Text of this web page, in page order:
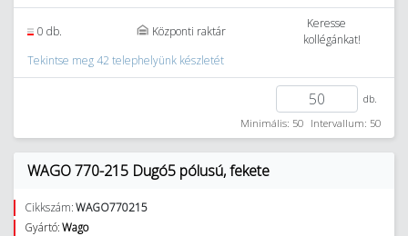
0 db. Központi raktár
Keresse
kollégánkat!
Tekintse meg 42 telephelyünk készletét
db.
Minimális: 50 Intervallum: 50
WAGO 770-215 Dugó5 pólusú, fekete
Cikkszám:WAGO770215
Gyártó:Wago